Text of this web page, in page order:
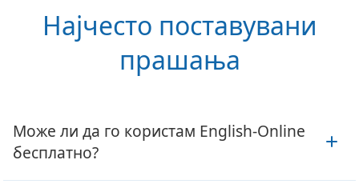
Најчесто поставувани
прашања
Може ли да го користам English-Online
бесплатно?